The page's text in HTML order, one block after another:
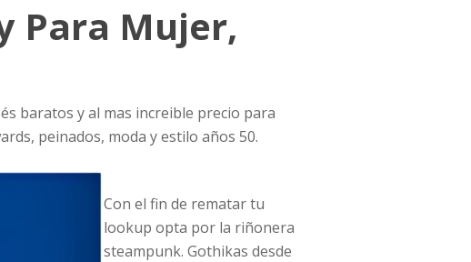
Para Mujer,
baratos y al mas increible precio para
peinados, moda y estilo años 50.
Con el fin de rematar tu
lookup opta por la riñonera
steampunk. Gothikas desde